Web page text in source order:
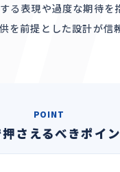
る表現や過度な期待を
を前提とした設計が信
POINT
さえるべきポイ